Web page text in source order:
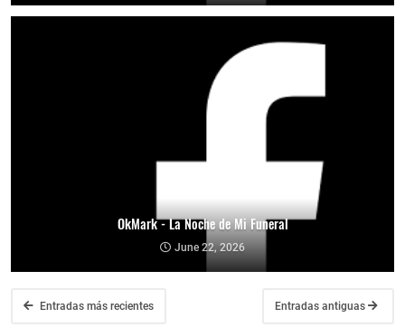
OkMark - La Noche de Mi Funeral
June 22, 2026
Entradas más recientes Entradas antiguas